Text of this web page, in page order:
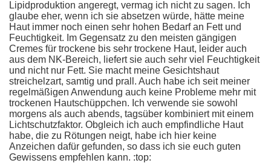
Lipidproduktion angeregt, vermag ich nicht zu sagen. Ich
glaube eher, wenn ich sie absetzen würde, hätte meine
Haut immer noch einen sehr hohen Bedarf an Fett und
Feuchtigkeit. Im Gegensatz zu den meisten gängigen
Cremes für trockene bis sehr trockene Haut, leider auch
aus dem NK-Bereich, liefert sie auch sehr viel Feuchtigkeit
und nicht nur Fett. Sie macht meine Gesichtshaut
streichelzart, samtig und prall. Auch habe ich seit meiner
regelmäßigen Anwendung auch keine Probleme mehr mit
trockenen Hautschüppchen. Ich verwende sie sowohl
morgens als auch abends, tagsüber kombiniert mit einem
Lichtschutzfaktor. Obgleich ich auch empfindliche Haut
habe, die zu Rötungen neigt, habe ich hier keine
Anzeichen dafür gefunden, so dass ich sie euch guten
Gewissens empfehlen kann. :top: